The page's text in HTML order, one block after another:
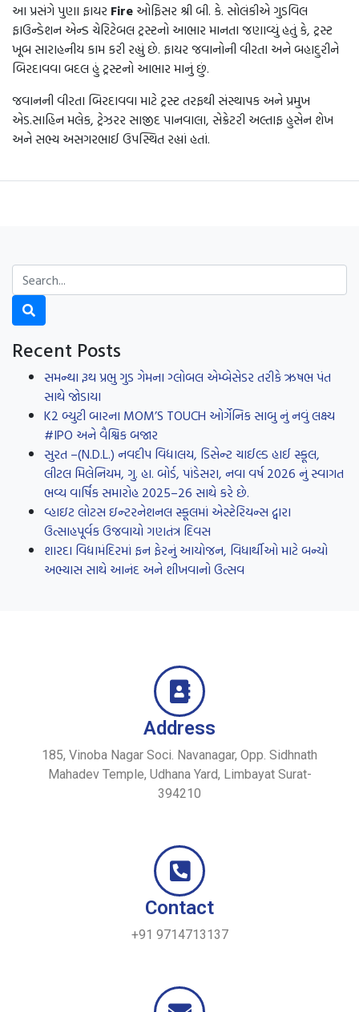
આ પ્રસંગે પુણા ફાયર Fire ઓફિસર શ્રી બી. કે. સોલંકીએ ગુડવિલ
ફાઉન્ડેશન એન્ડ ચેરિટેબલ ટ્રસ્ટનો આભાર માનતા જણાવ્યું હતું કે, ટ્રસ્ટ
ખૂબ સારાહનીય કામ કરી રહ્યું છે. ફાયર જવાનોની વીરતા અને બહાદુરીને
બિરદાવવા બદલ હું ટ્રસ્ટનો આભાર માનું છું.
જવાનની વીરતા બિરદાવવા માટે ટ્રસ્ટ તરફથી સંસ્થાપક અને પ્રમુખ
એડ.સાહિન મલેક, ટ્રેઝરર સાજીદ પાનવાલા, સેક્રેટરી અલ્તાફ હુસેન શેખ
અને સભ્ય અસગરભાઈ ઉપસ્થિત રહ્યાં હતાં.
Recent Posts
સમન્થા રૂથ પ્રભુ ગુડ ગેમના ગ્લોબલ એમ્બેસેડર તરીકે ઋષભ પંત
સાથે જોડાયા
K2 બ્યુટી બારના MOM’S TOUCH ઓર્ગેનિક સાબુ નું નવું લક્ષ્ય
#IPO અને વૈશ્વિક બજાર
સુરત –(N.D.L.) નવદીપ વિદ્યાલય, ડિસેન્ટ ચાઈલ્ડ હાઈ સ્કૂલ,
લીટલ મિલેનિયમ, ગુ. હા. બોર્ડ, પાંડેસરા, નવા વર્ષ 2026 નું સ્વાગત
ભવ્ય વાર્ષિક સમારોહ 2025–26 સાથે કરે છે.
વ્હાઇટ લોટસ ઇન્ટરનેશનલ સ્કૂલમાં એસ્ટેરિયન્સ દ્વારા
ઉત્સાહપૂર્વક ઉજવાયો ગણતંત્ર દિવસ
શારદા વિદ્યામંદિરમાં ફન ફેરનું આયોજન, વિધાર્થીઓ માટે બન્યો
અભ્યાસ સાથે આનંદ અને શીખવાનો ઉત્સવ
Address
185, Vinoba Nagar Soci. Navanagar, Opp. Sidhnath
Mahadev Temple, Udhana Yard, Limbayat Surat-
394210
Contact
+91 9714713137